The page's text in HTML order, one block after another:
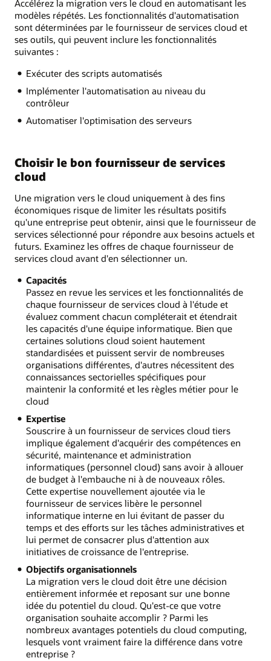
Accélérez la migration vers le cloud en automatisant les
modèles répétés. Les fonctionnalités d'automatisation
sont déterminées par le fournisseur de services cloud et
ses outils, qui peuvent inclure les fonctionnalités
suivantes :
Exécuter des scripts automatisés
Implémenter l'automatisation au niveau du
contrôleur
Automatiser l'optimisation des serveurs
Choisir le bon fournisseur de services
cloud
Une migration vers le cloud uniquement à des fins
économiques risque de limiter les résultats positifs
qu'une entreprise peut obtenir, ainsi que le fournisseur de
services sélectionné pour répondre aux besoins actuels et
futurs. Examinez les offres de chaque fournisseur de
services cloud avant d'en sélectionner un.
Capacités
Passez en revue les services et les fonctionnalités de
chaque fournisseur de services cloud à l'étude et
évaluez comment chacun compléterait et étendrait
les capacités d'une équipe informatique. Bien que
certaines solutions cloud soient hautement
standardisées et puissent servir de nombreuses
organisations différentes, d'autres nécessitent des
connaissances sectorielles spécifiques pour
maintenir la conformité et les règles métier pour le
cloud
Expertise
Souscrire à un fournisseur de services cloud tiers
implique également d'acquérir des compétences en
sécurité, maintenance et administration
informatiques (personnel cloud) sans avoir à allouer
de budget à l'embauche ni à de nouveaux rôles.
Cette expertise nouvellement ajoutée via le
fournisseur de services libère le personnel
informatique interne en lui évitant de passer du
temps et des efforts sur les tâches administratives et
lui permet de consacrer plus d'attention aux
initiatives de croissance de l'entreprise.
Objectifs organisationnels
La migration vers le cloud doit être une décision
entièrement informée et reposant sur une bonne
idée du potentiel du cloud. Qu'est-ce que votre
organisation souhaite accomplir ? Parmi les
nombreux avantages potentiels du cloud computing,
lesquels vont vraiment faire la différence dans votre
entreprise ?